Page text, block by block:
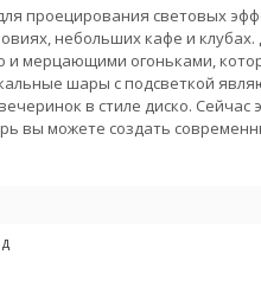
проецирования световых
небольших кафе и клубах.
и мерцающими огоньками,
шары с подсветкой
в стиле диско.
вы можете создать